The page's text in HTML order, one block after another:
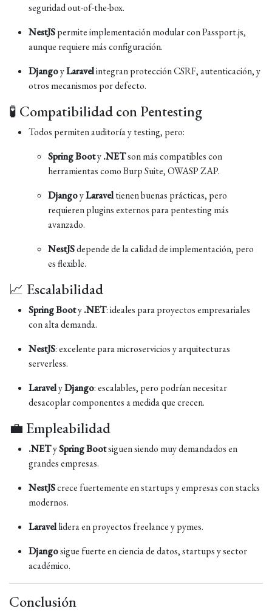
seguridad out-of-the-box.
NestJSpermite implementación modular con Passport.js,
aunque requiere más configuración.
DjangoyLaravelintegran protección CSRF, autenticación, y
otros mecanismos por defecto.
🧪 Compatibilidad con Pentesting
Todos permiten auditoría y testing, pero:
Spring Booty.NETson más compatibles con
herramientas como Burp Suite, OWASP ZAP.
DjangoyLaraveltienen buenas prácticas, pero
requieren plugins externos para pentesting más
avanzado.
NestJSdepende de la calidad de implementación, pero
es flexible.
📈 Escalabilidad
Spring Booty.NET: ideales para proyectos empresariales
con alta demanda.
NestJS: excelente para microservicios y arquitecturas
serverless.
LaravelyDjango: escalables, pero podrían necesitar
desacoplar componentes a medida que crecen.
💼 Empleabilidad
.NETySpring Bootsiguen siendo muy demandados en
grandes empresas.
NestJScrece fuertemente en startups y empresas con stacks
modernos.
Laravellidera en proyectos freelance y pymes.
Djangosigue fuerte en ciencia de datos, startups y sector
académico.
Conclusión